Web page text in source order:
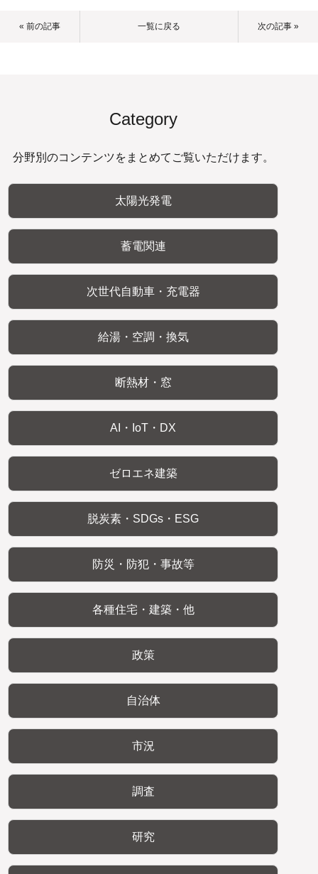
« 前の記事 一覧に戻る 次の記事 »
Category
分野別のコンテンツをまとめてご覧いただけます。
太陽光発電
蓄電関連
次世代自動車・充電器
給湯・空調・換気
断熱材・窓
AI・IoT・DX
ゼロエネ建築
脱炭素・SDGs・ESG
防災・防犯・事故等
各種住宅・建築・他
政策
自治体
市況
調査
研究